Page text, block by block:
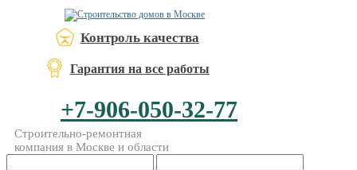
Контроль качества
Гарантия на все работы
+7-906-050-32-77
Строительно-ремонтная
компания в Москве и области